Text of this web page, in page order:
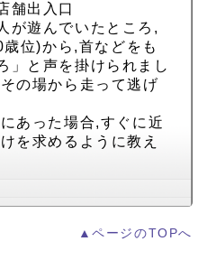
舗出入口
が遊んでいたところ,
位)から,首などをも
」と声を掛けられまし
の場から走って逃げ
あった場合,すぐに近
を求めるように教え
▲ページのTOPへ